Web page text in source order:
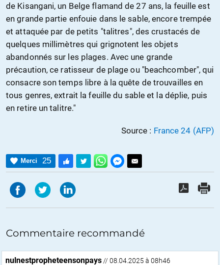
de Kisangani, un Belge flamand de 27 ans, la feuille est
en grande partie enfouie dans le sable, encore trempée
et attaquée par de petits "talitres", des crustacés de
quelques millimètres qui grignotent les objets
abandonnés sur les plages. Avec une grande
précaution, ce ratisseur de plage ou "beachcomber", qui
consacre son temps libre à la quête de trouvailles en
tous genres, extrait la feuille du sable et la déplie, puis
en retire un talitre."
Source : France 24 (AFP)
Merci 25
Commentaire recommandé
nulnestpropheteensonpays // 08.04.2025 à 08h46